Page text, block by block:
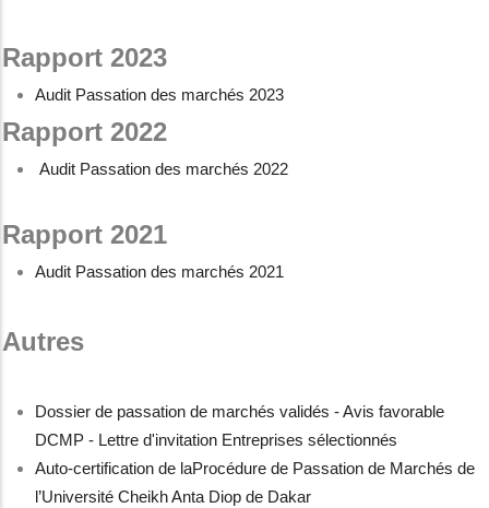
Rapport 2023
Audit Passation des marchés 2023
Rapport 2022
Audit Passation des marchés 2022
Rapport 2021
Audit Passation des marchés 2021
Autres
Dossier de passation de marchés validés - Avis favorable
DCMP - Lettre d'invitation Entreprises sélectionnés
Auto-certification de laProcédure de Passation de Marchés de
l’Université Cheikh Anta Diop de Dakar